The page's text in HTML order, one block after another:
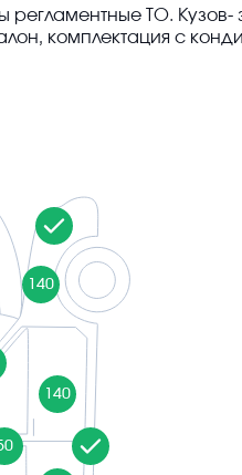
ТО. Кузов-
комплектация с
140
140